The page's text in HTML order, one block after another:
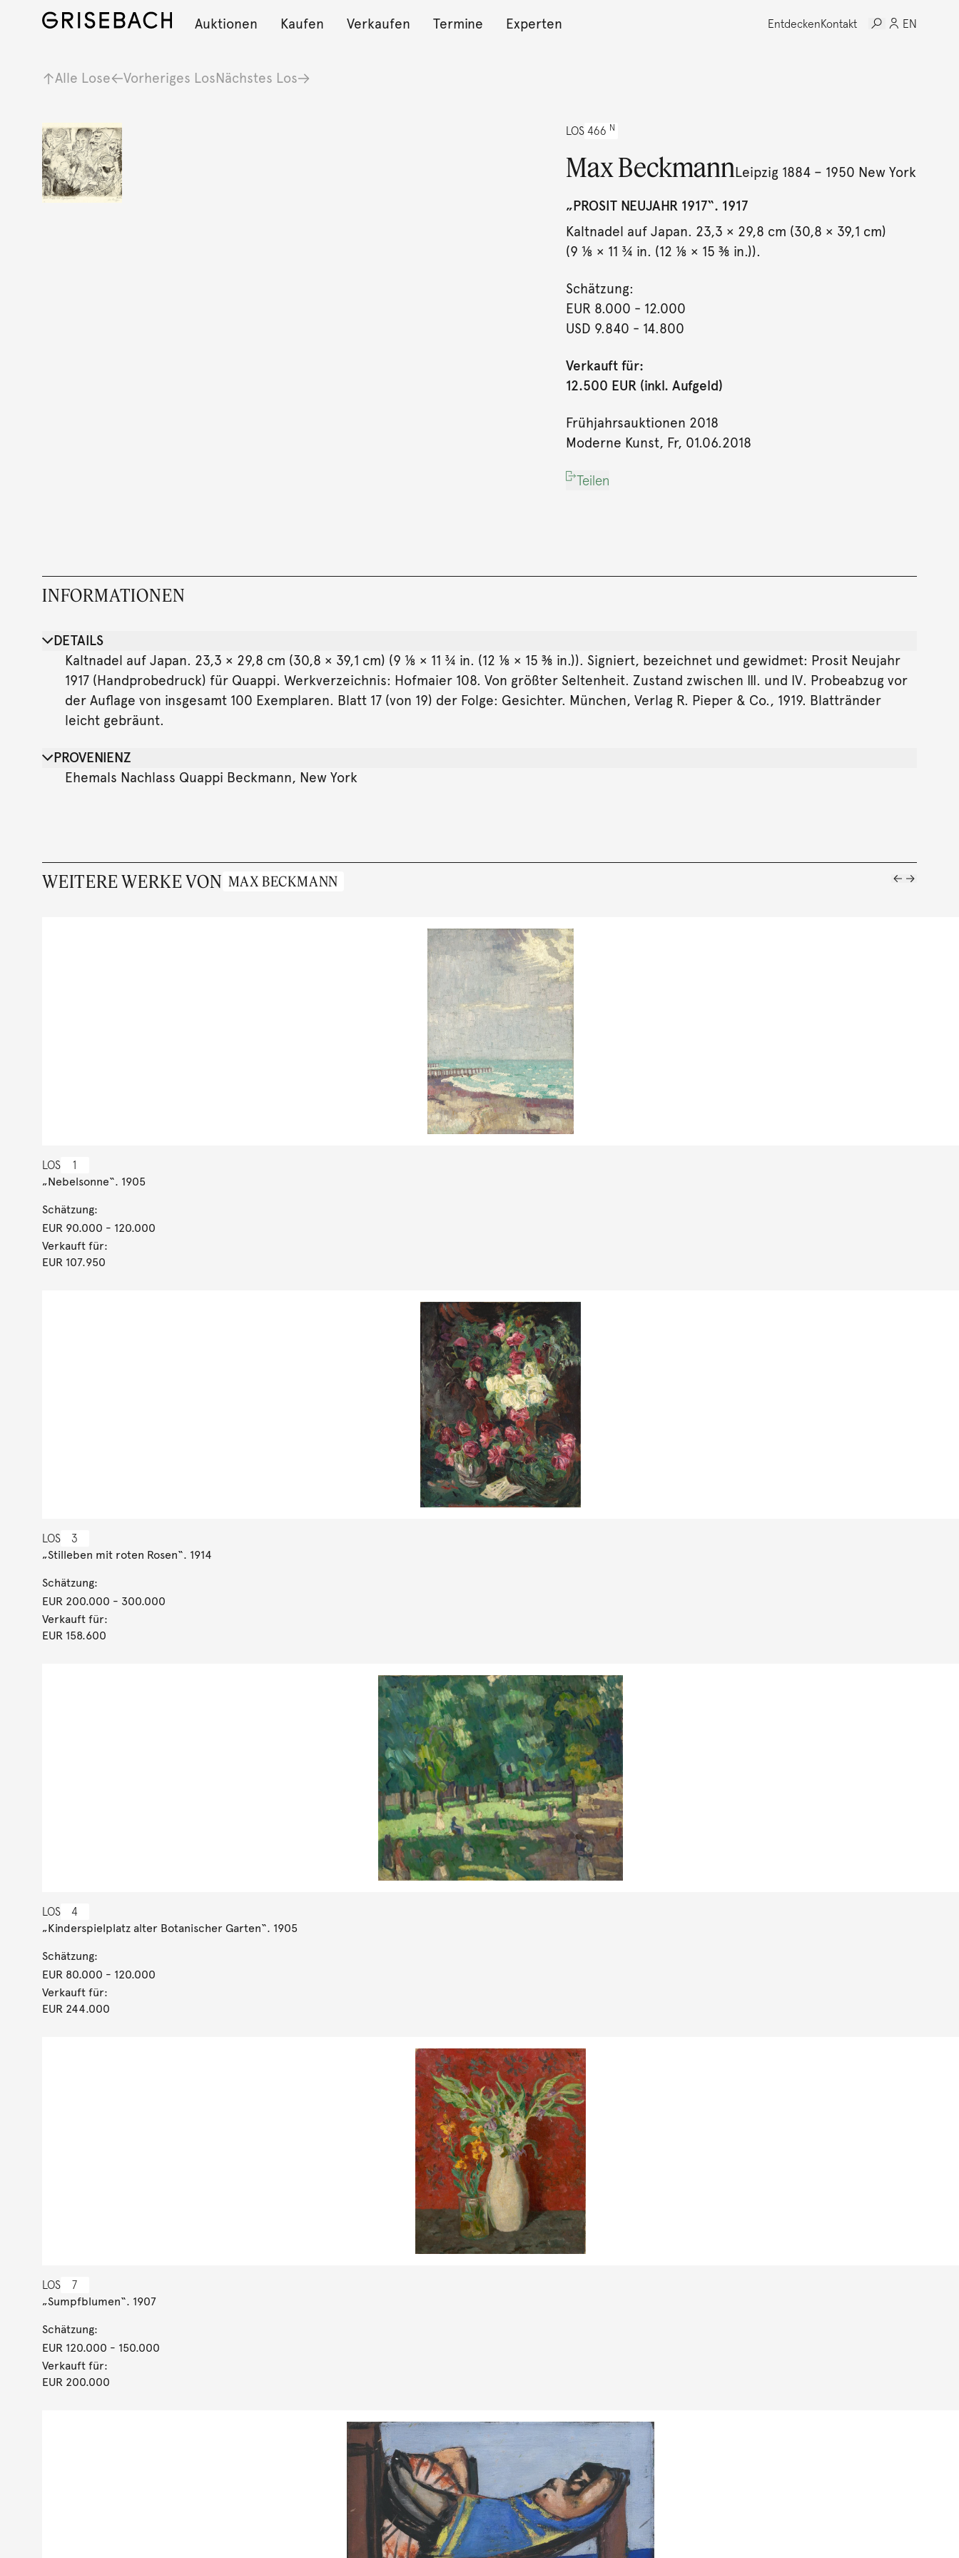
Auktionen Kaufen Verkaufen Termine Experten EntdeckenKontakt EN
Alle Lose Vorheriges LosNächstes Los
LOS 466 N
Max BeckmannLeipzig 1884 – 1950 New York
„PROSIT NEUJAHR 1917“. 1917
Kaltnadel auf Japan. 23,3 × 29,8 cm (30,8 × 39,1 cm)
(9 ⅛ × 11 ¾ in. (12 ⅛ × 15 ⅜ in.)).
Schätzung:
EUR 8.000 - 12.000
USD 9.840 - 14.800
Verkauft für:
12.500 EUR (inkl. Aufgeld)
Frühjahrsauktionen 2018
Moderne Kunst, Fr, 01.06.2018
Teilen
INFORMATIONEN
DETAILS
Kaltnadel auf Japan. 23,3 × 29,8 cm (30,8 × 39,1 cm) (9 ⅛ × 11 ¾ in. (12 ⅛ × 15 ⅜ in.)). Signiert, bezeichnet und gewidmet: Prosit Neujahr
1917 (Handprobedruck) für Quappi. Werkverzeichnis: Hofmaier 108. Von größter Seltenheit. Zustand zwischen III. und IV. Probeabzug vor
der Auflage von insgesamt 100 Exemplaren. Blatt 17 (von 19) der Folge: Gesichter. München, Verlag R. Pieper & Co., 1919. Blattränder
leicht gebräunt.
PROVENIENZ
Ehemals Nachlass Quappi Beckmann, New York
WEITERE WERKE VON MAX BECKMANN
LOS 1
„Nebelsonne“. 1905
Schätzung:
EUR 90.000 - 120.000
Verkauft für:
EUR 107.950
LOS 3
„Stilleben mit roten Rosen“. 1914
Schätzung:
EUR 200.000 - 300.000
Verkauft für:
EUR 158.600
LOS 4
„Kinderspielplatz alter Botanischer Garten“. 1905
Schätzung:
EUR 80.000 - 120.000
Verkauft für:
EUR 244.000
LOS 7
„Sumpfblumen“. 1907
Schätzung:
EUR 120.000 - 150.000
Verkauft für:
EUR 200.000